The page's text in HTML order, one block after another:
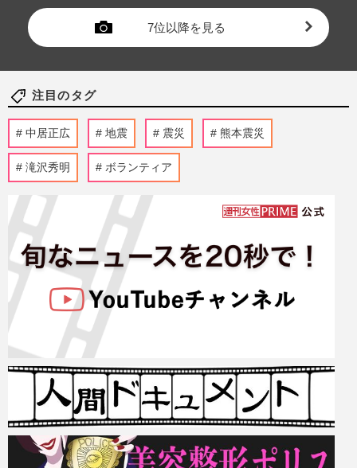
7位以降を見る
注目のタグ
中居正広 地震 震災 熊本震災
滝沢秀明 ボランティア